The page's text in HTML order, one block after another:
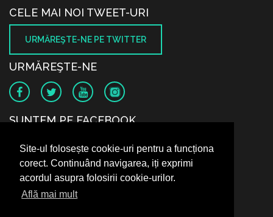
Site-ul folosește cookie-uri pentru a funcționa
corect. Continuând navigarea, iți exprimi
acordul asupra folosirii cookie-urilor.
Află mai mult
CELE MAI NOI TWEET-URI
URMĂREŞTE-NE PE TWITTER
URMĂREŞTE-NE
SUNTEM PE FACEBOOK